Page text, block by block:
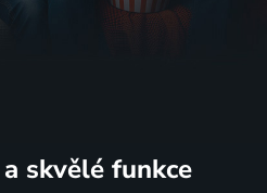
a skvělé funkce